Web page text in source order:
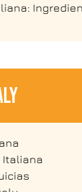
Italiana